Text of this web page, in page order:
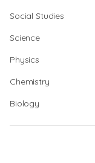
Social Studies
Science
Physics
Chemistry
Biology